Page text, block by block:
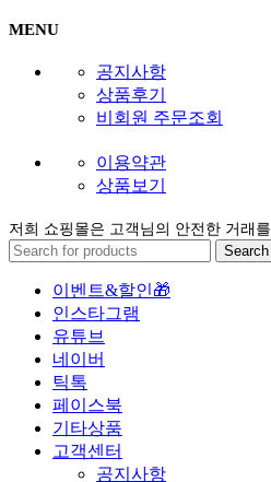
MENU
공지사항
상품후기
비회원 주문조회
이용약관
상품보기
저희 쇼핑몰은 고객님의 안전한 거래
Search
이벤트&할인🎁
인스타그램
유튜브
네이버
틱톡
페이스북
기타상품
고객센터
공지사항